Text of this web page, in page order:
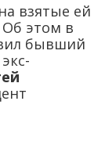
взятые ей
этом в
бывший